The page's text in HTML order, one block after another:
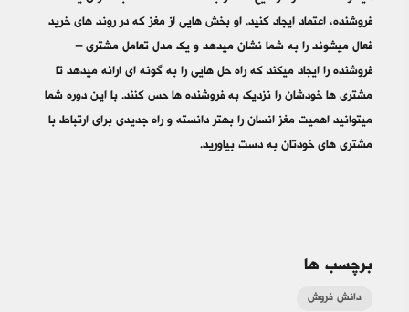
فروشنده، اعتماد ایجاد کنید. او بخش هایی از مغز که در روند های خرید
فعال میشوند را به شما نشان میدهد و یک مدل تعامل مشتری –
فروشنده را ایجاد میکند که راه حل هایی را به گونه ای ارائه میدهد تا
مشتری ها خودشان را نزدیک به فروشنده ها حس کنند. با این دوره شما
میتوانید اهمیت مغز انسان را بهتر دانسته و راه جدیدی برای ارتباط با
مشتری های خودتان به دست بیاورید.
برچسب ها
دانش فروش